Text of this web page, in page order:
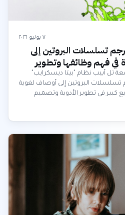
٧ يوليو ٢٠٢٦
تسلسلات البروتين إلى
في فهم وظائفها وتطوير
تل أبيب نظام "بيتا ديسكرايب"
تسلسلات البروتين إلى أوصاف لغوية
كبير في تطوير الأدوية وتصميم
البروتينات المجهولة.